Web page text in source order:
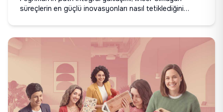
süreçlerin en güçlü inovasyonları nasıl tetiklediğini